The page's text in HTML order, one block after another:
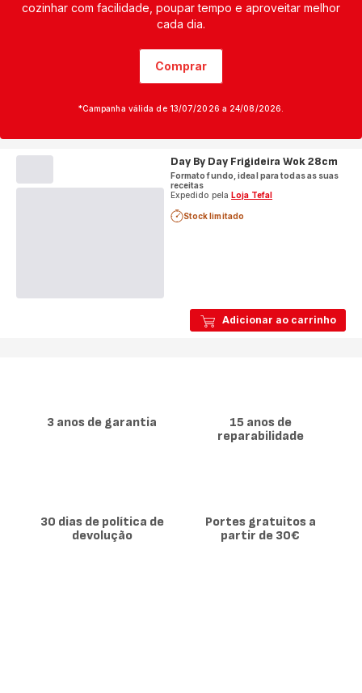
cozinhar com facilidade, poupar tempo e aproveitar melhor
cada dia.
Comprar
*Campanha válida de 13/07/2026 a 24/08/2026.
Adicionar ao carrinho
Day By Day Frigideira Wok 28cm
Formato fundo, ideal para todas as suas
receitas
Expedido pelaLoja Tefal
Stock limitado
3 anos de garantia
15 anos de
reparabilidade
30 dias de política de
devolução
Portes gratuitos a
partir de 30€